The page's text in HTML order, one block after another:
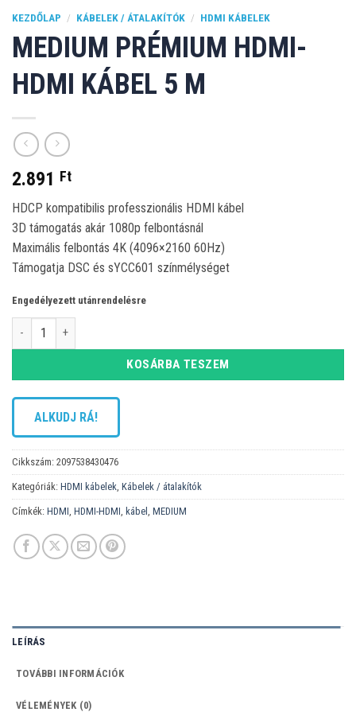
KEZDŐLAP / KÁBELEK / ÁTALAKÍTÓK / HDMI KÁBELEK
MEDIUM PRÉMIUM HDMI-
HDMI KÁBEL 5 M
2.891 Ft
HDCP kompatibilis professzionális HDMI kábel
3D támogatás akár 1080p felbontásnál
Maximális felbontás 4K (4096×2160 60Hz)
Támogatja DSC és sYCC601 színmélységet
Engedélyezett utánrendelésre
MEDIUM Prémium HDMI-HDMI kábel 5 m mennyiség
KOSÁRBA TESZEM
ALKUDJ RÁ!
Cikkszám: 2097538430476
Kategóriák: HDMI kábelek Kábelek / átalakítók
Címkék: HDMI HDMI-HDMI kábel MEDIUM
LEÍRÁS
TOVÁBBI INFORMÁCIÓK
VÉLEMÉNYEK (0)